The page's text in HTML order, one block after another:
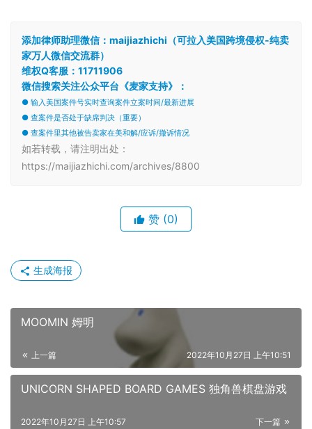
添加律师助理微信：maijiazhichi（可拉入美国跨境侵权-纯卖
家万人微信交流群）
维权Q客服：11711906
微信搜索关注公众平台《麦家支持》：
● 输入美国案件号实时查询案件立案时间/最新进展
● 查案件是否处于缺席判决（重要）
● 查案件里其他被告卖家在美和解/应诉/撤诉情况
如若转载，请注明出处：
https://maijiazhichi.com/archives/8800
赞 (0)
生成海报
MOOMIN 姆明
上一篇 2022年10月27日 上午10:51
UNICORN SHAPED BOARD GAMES 独角兽棋盘游戏
下一篇
2022年10月27日 上午10:57